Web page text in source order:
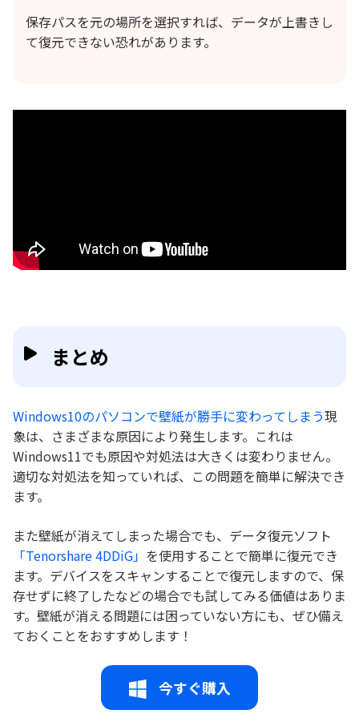
保存パスを元の場所を選択すれば、データが上書きし
て復元できない恐れがあります。
まとめ
Windows10のパソコンで壁紙が勝手に変わってしまう現
象は、さまざまな原因により発生します。これは
Windows11でも原因や対処法は大きくは変わりません。
適切な対処法を知っていれば、この問題を簡単に解決でき
ます。
また壁紙が消えてしまった場合でも、データ復元ソフト
「Tenorshare 4DDiG」 を使用することで簡単に復元でき
ます。デバイスをスキャンすることで復元しますので、保
存せずに終了したなどの場合でも試してみる価値はありま
す。壁紙が消える問題には困っていない方にも、ぜひ備え
ておくことをおすすめします！
今すぐ購入